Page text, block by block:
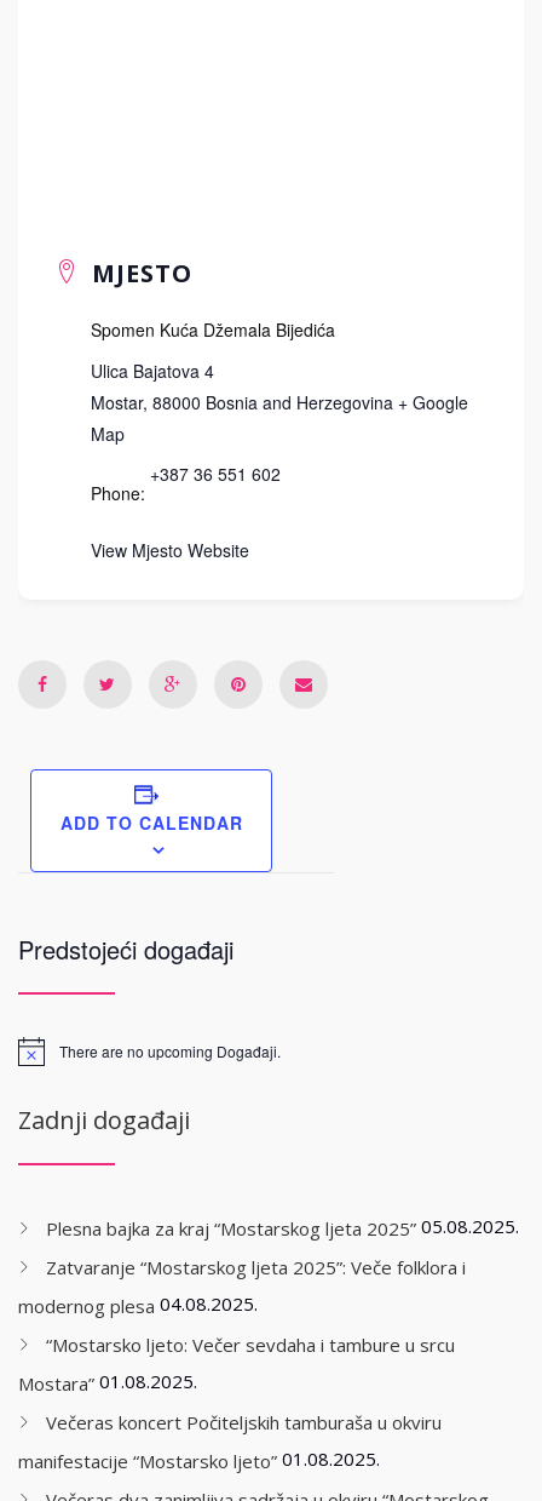
MJESTO
Spomen Kuća Džemala Bijedića
Ulica Bajatova 4
Mostar, 88000 Bosnia and Herzegovina + Google
Map
Phone:
+387 36 551 602
View Mjesto Website
ADD TO CALENDAR
Predstojeći događaji
There are no upcoming Događaji.
Zadnji događaji
Plesna bajka za kraj “Mostarskog ljeta 2025” 05.08.2025.
Zatvaranje “Mostarskog ljeta 2025”: Veče folklora i
modernog plesa 04.08.2025.
“Mostarsko ljeto: Večer sevdaha i tambure u srcu
Mostara” 01.08.2025.
Večeras koncert Počiteljskih tamburaša u okviru
manifestacije “Mostarsko ljeto” 01.08.2025.